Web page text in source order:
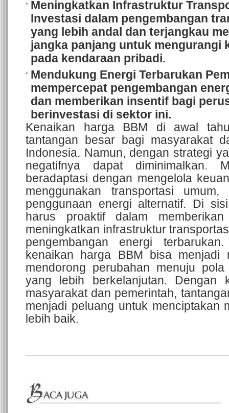
Meningkatkan Infrastruktur
Investasi dalam pengembangan
yang lebih andal dan terjangkau
jangka panjang untuk mengurangi
pada kendaraan pribadi.
Mendukung Energi Terbarukan
mempercepat pengembangan
dan memberikan insentif bagi
berinvestasi di sektor ini.
Kenaikan harga BBM di awal
tantangan besar bagi masyarakat
Indonesia. Namun, dengan strategi
negatifnya dapat diminimalkan.
beradaptasi dengan mengelola
menggunakan transportasi umum,
penggunaan energi alternatif. Di
harus proaktif dalam
meningkatkan infrastruktur
pengembangan energi
kenaikan harga BBM bisa menjadi
mendorong perubahan menuju
yang lebih berkelanjutan. Dengan
masyarakat dan pemerintah,
menjadi peluang untuk menciptakan
lebih baik.